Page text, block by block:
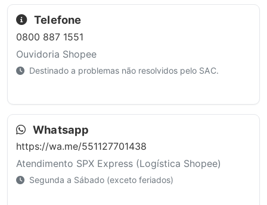
Telefone
0800 887 1551
Ouvidoria Shopee
Destinado a problemas não resolvidos pelo SAC.
Whatsapp
https://wa.me/551127701438
Atendimento SPX Express (Logística Shopee)
Segunda a Sábado (exceto feriados)